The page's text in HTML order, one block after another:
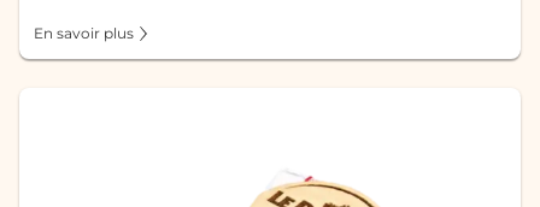
En savoir plus